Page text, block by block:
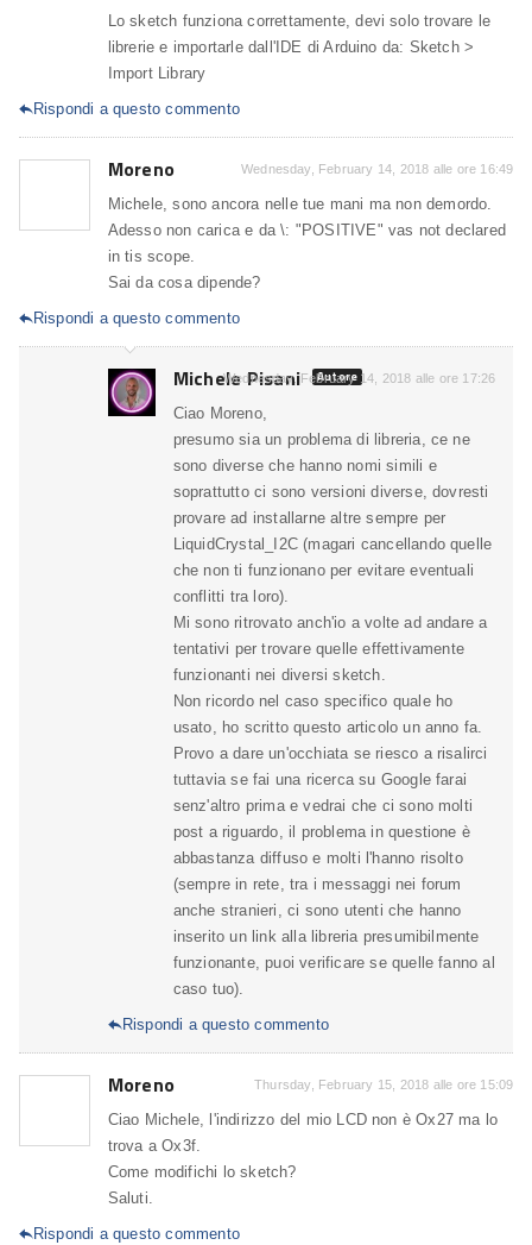
Lo sketch funziona correttamente, devi solo trovare le
librerie e importarle dall'IDE di Arduino da: Sketch >
Import Library
Rispondi a questo commento
Moreno Wednesday, February 14, 2018 alle ore 16:49
Michele, sono ancora nelle tue mani ma non demordo.
Adesso non carica e da \: "POSITIVE" vas not declared
in tis scope.
Sai da cosa dipende?
Rispondi a questo commento
Michele Pisani Autore
Wednesday, February 14, 2018 alle ore 17:26
Ciao Moreno,
presumo sia un problema di libreria, ce ne
sono diverse che hanno nomi simili e
soprattutto ci sono versioni diverse, dovresti
provare ad installarne altre sempre per
LiquidCrystal_I2C (magari cancellando quelle
che non ti funzionano per evitare eventuali
conflitti tra loro).
Mi sono ritrovato anch'io a volte ad andare a
tentativi per trovare quelle effettivamente
funzionanti nei diversi sketch.
Non ricordo nel caso specifico quale ho
usato, ho scritto questo articolo un anno fa.
Provo a dare un'occhiata se riesco a risalirci
tuttavia se fai una ricerca su Google farai
senz'altro prima e vedrai che ci sono molti
post a riguardo, il problema in questione è
abbastanza diffuso e molti l'hanno risolto
(sempre in rete, tra i messaggi nei forum
anche stranieri, ci sono utenti che hanno
inserito un link alla libreria presumibilmente
funzionante, puoi verificare se quelle fanno al
caso tuo).
Rispondi a questo commento
Moreno Thursday, February 15, 2018 alle ore 15:09
Ciao Michele, l'indirizzo del mio LCD non è Ox27 ma lo
trova a Ox3f.
Come modifichi lo sketch?
Saluti.
Rispondi a questo commento